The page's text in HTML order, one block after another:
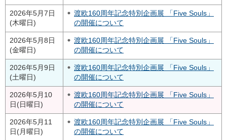
2026年5月7日
(木曜日)
渡欧160周年記念特別企画展 「Five Souls」
の開催について
2026年5月8日
(金曜日)
渡欧160周年記念特別企画展 「Five Souls」
の開催について
2026年5月9日
(土曜日)
渡欧160周年記念特別企画展 「Five Souls」
の開催について
2026年5月10
日(日曜日)
渡欧160周年記念特別企画展 「Five Souls」
の開催について
2026年5月11
日(月曜日)
渡欧160周年記念特別企画展 「Five Souls」
の開催について